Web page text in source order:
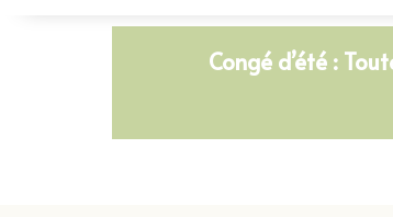
Congé d’été :